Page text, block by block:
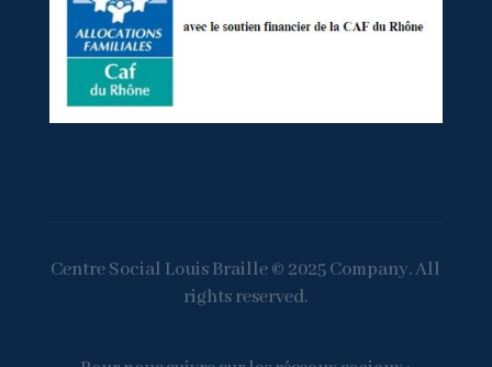
Centre Social Louis Braille © 2025 Company. All
rights reserved.